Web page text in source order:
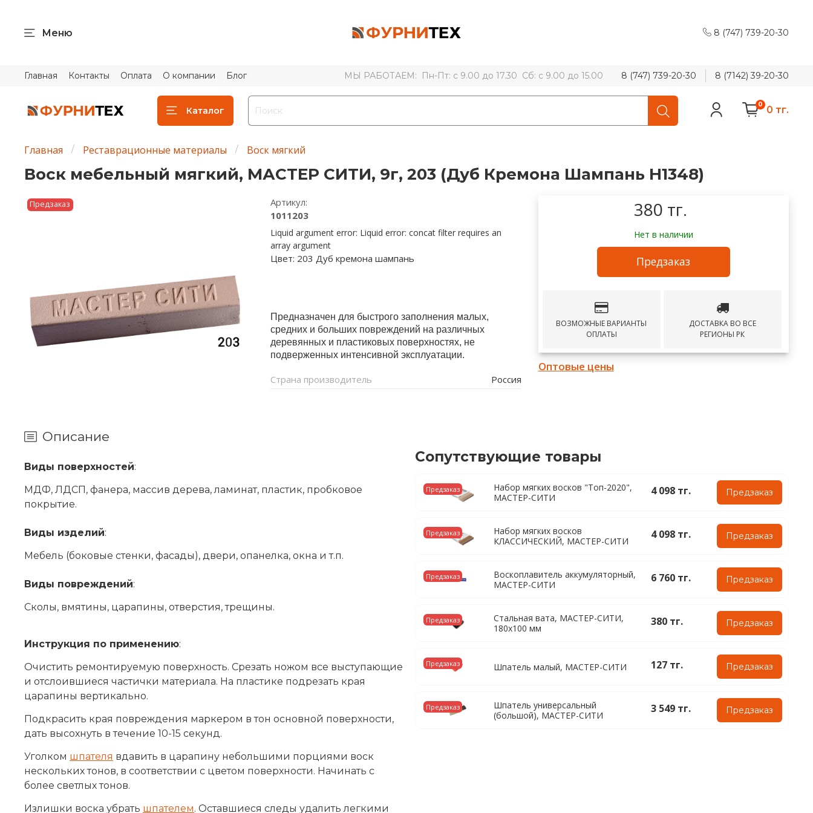
Меню 8 (747) 739-20-30
Главная Контакты Оплата О компании Блог МЫ РАБОТАЕМ: Пн-Пт: с 9.00 до 17.30 Сб: с 9.00 до 15.00 8 (747) 739-20-30 8 (7142) 39-20-30
Каталог
0 0 тг.
Главная Реставрационные материалы Воск мягкий
Воск мебельный мягкий, МАСТЕР СИТИ, 9г, 203 (Дуб Кремона Шампань Н1348)
Предзаказ
Артикул:
1011203
Liquid argument error: Liquid error: concat filter requires an
array argument
Цвет: 203 Дуб кремона шампань
Предназначен для быстрого заполнения малых,
средних и больших повреждений на различных
деревянных и пластиковых поверхностях, не
подверженных интенсивной эксплуатации.
Страна производитель Россия
380 тг.
Нет в наличии
Предзаказ
ВОЗМОЖНЫЕ ВАРИАНТЫ
ОПЛАТЫ
ДОСТАВКА ВО ВСЕ
РЕГИОНЫ РК
Оптовые цены
Описание
Виды поверхностей:
МДФ, ЛДСП, фанера, массив дерева, ламинат, пластик, пробковое
покрытие.
Виды изделий:
Мебель (боковые стенки, фасады), двери, опанелка, окна и т.п.
Виды повреждений:
Сколы, вмятины, царапины, отверстия, трещины.
Инструкция по применению:
Очистить ремонтируемую поверхность. Срезать ножом все выступающие
и отслоившиеся частички материала. На пластике подрезать края
царапины вертикально.
Подкрасить края повреждения маркером в тон основной поверхности,
дать высохнуть в течение 10-15 секунд.
Уголком шпателя вдавить в царапину небольшими порциями воск
нескольких тонов, в соответствии с цветом поверхности. Начинать с
более светлых тонов.
Излишки воска убрать шпателем. Оставшиеся следы удалить легкими
Сопутствующие товары
Предзаказ
Набор мягких восков "Топ-2020",
МАСТЕР-СИТИ
4 098 тг. Предзаказ
Предзаказ
Набор мягких восков
КЛАССИЧЕСКИЙ, МАСТЕР-СИТИ
4 098 тг. Предзаказ
Предзаказ
Воскоплавитель аккумуляторный,
МАСТЕР-СИТИ
6 760 тг. Предзаказ
Предзаказ
Стальная вата, МАСТЕР-СИТИ,
180х100 мм
380 тг. Предзаказ
Предзаказ Шпатель малый, МАСТЕР-СИТИ 127 тг. Предзаказ
Предзаказ
Шпатель универсальный
(большой), МАСТЕР-СИТИ
3 549 тг. Предзаказ